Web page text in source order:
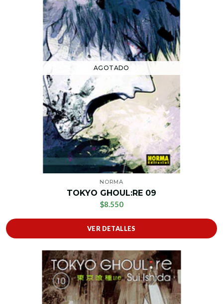
AGOTADO
NORMA
TOKYO GHOUL:RE 09
$8.550
VER DETALLES